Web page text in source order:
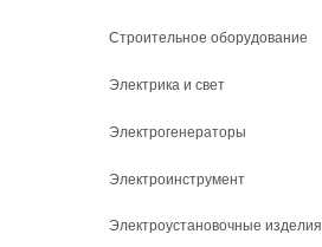
Строительное оборудование
Электрика и свет
Электрогенераторы
Электроинструмент
Электроустановочные изделия